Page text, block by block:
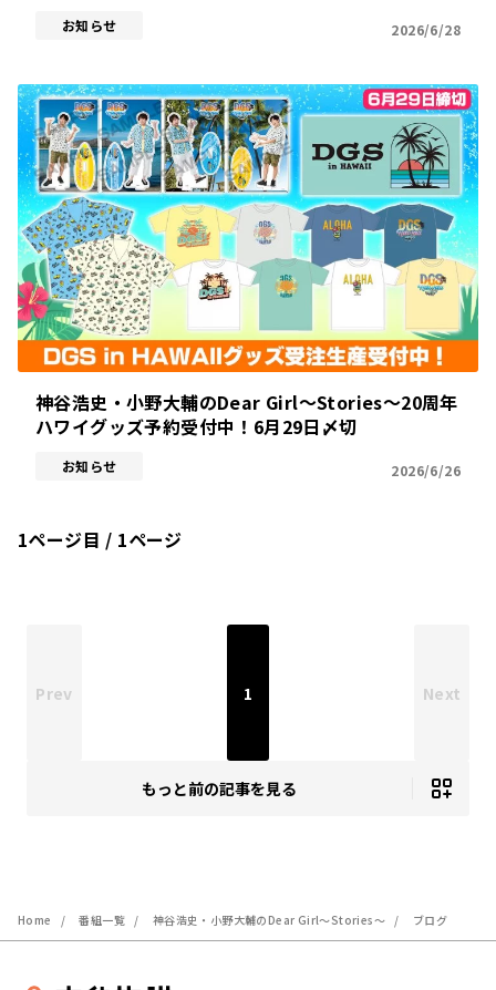
お知らせ 2026/6/28
神谷浩史・小野大輔のDear Girl～Stories～20周年
ハワイグッズ予約受付中！6月29日〆切
お知らせ 2026/6/26
1ページ目 / 1ページ
Prev 1 Next
もっと前の記事を見る
Home 番組一覧 神谷浩史・小野大輔のDear Girl～Stories～ ブログ